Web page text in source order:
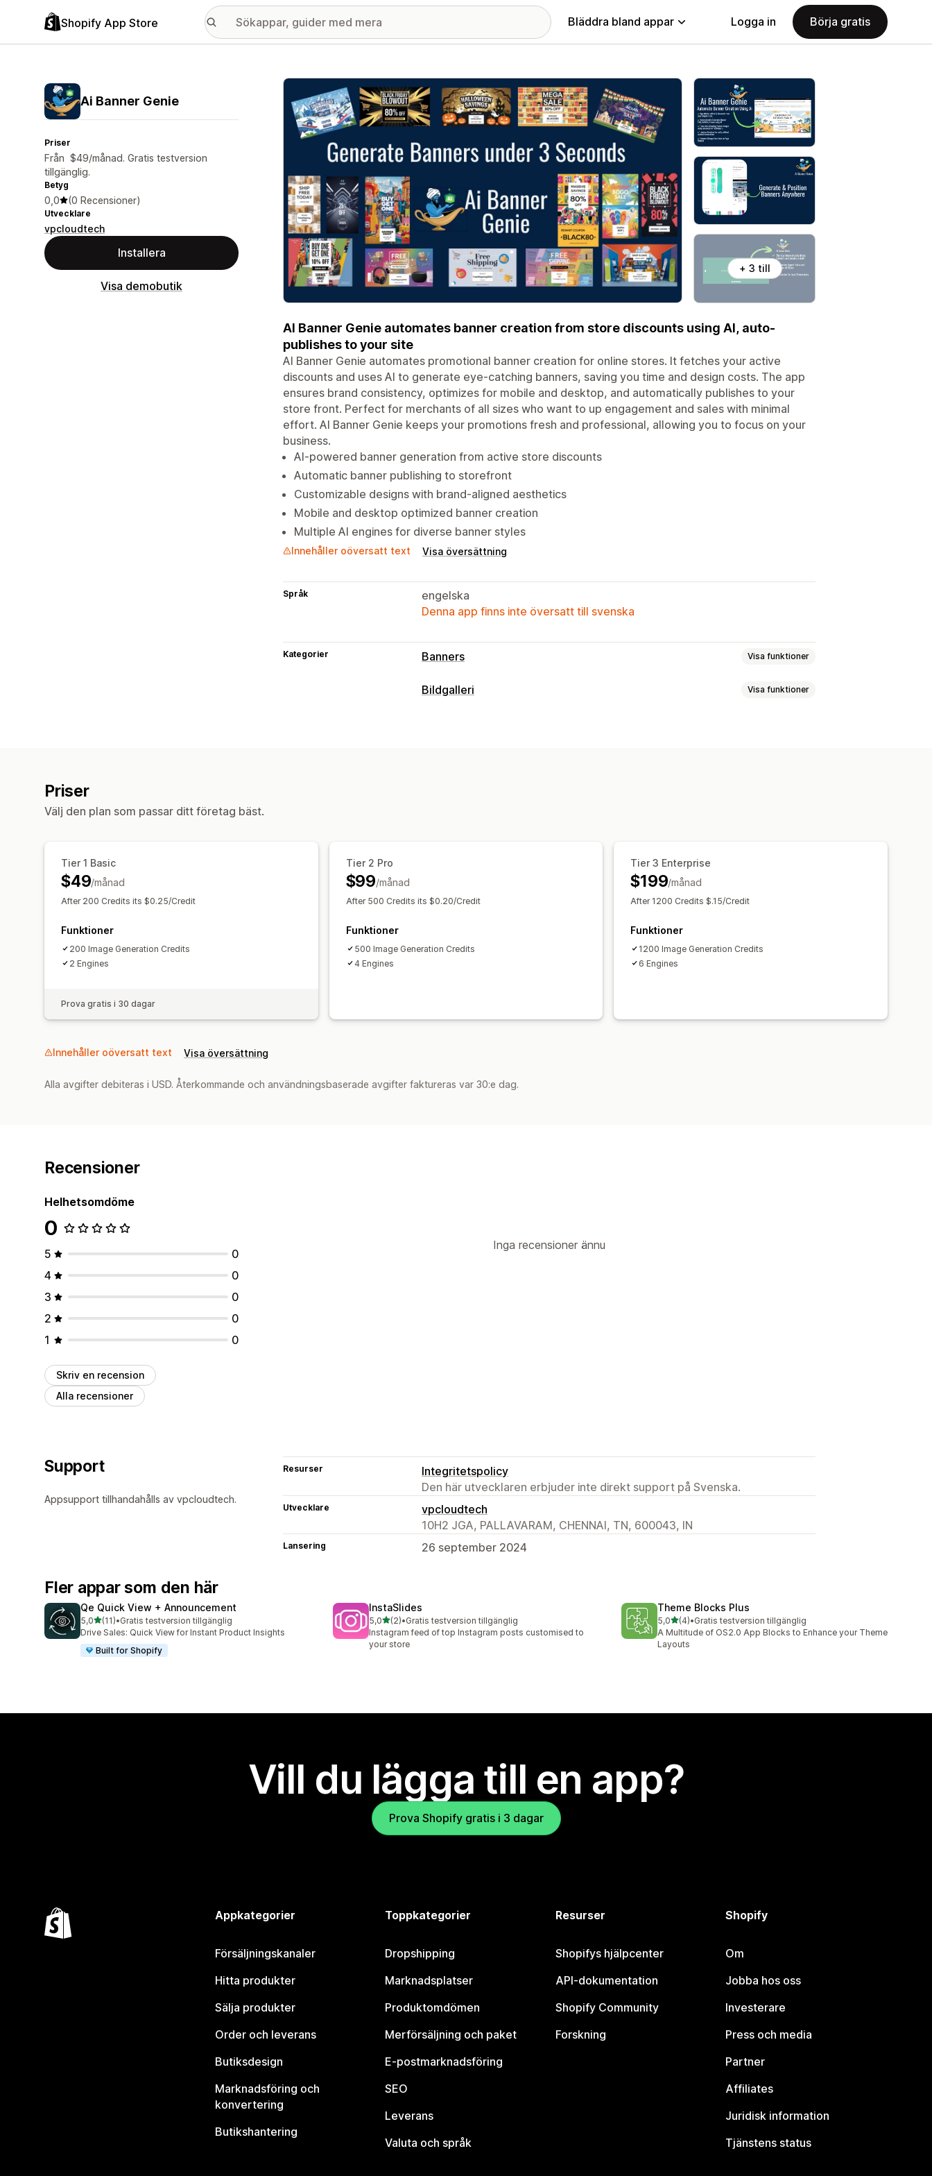
Shopify App Store Bläddra bland appar Logga in Börja gratis
Ai Banner Genie
Priser
Från $49/månad. Gratis testversion
tillgänglig.
Betyg
0,0 (0 Recensioner)
Utvecklare
vpcloudtech
Installera
Visa demobutik
Galleri med utvalda bilder
+ 3 till
AI Banner Genie automates banner creation from store discounts using AI, auto-
publishes to your site
AI Banner Genie automates promotional banner creation for online stores. It fetches your active
discounts and uses AI to generate eye-catching banners, saving you time and design costs. The app
ensures brand consistency, optimizes for mobile and desktop, and automatically publishes to your
store front. Perfect for merchants of all sizes who want to up engagement and sales with minimal
effort. AI Banner Genie keeps your promotions fresh and professional, allowing you to focus on your
business.
AI-powered banner generation from active store discounts
Automatic banner publishing to storefront
Customizable designs with brand-aligned aesthetics
Mobile and desktop optimized banner creation
Multiple AI engines for diverse banner styles
Innehåller oöversatt text Visa översättning
Språk
engelska
Denna app finns inte översatt till svenska
Kategorier Banners Visa funktioner
Bannertyp
Bildgalleri Visa funktioner
Priser
Välj den plan som passar ditt företag bäst.
Tier 1 Basic
$49/månad
After 200 Credits its $0.25/Credit
Funktioner
200 Image Generation Credits
2 Engines
Prova gratis i 30 dagar
Tier 2 Pro
$99/månad
After 500 Credits its $0.20/Credit
Funktioner
500 Image Generation Credits
4 Engines
Tier 3 Enterprise
$199/månad
After 1200 Credits $.15/Credit
Funktioner
1200 Image Generation Credits
6 Engines
Innehåller oöversatt text Visa översättning
Alla avgifter debiteras i USD. Återkommande och användningsbaserade avgifter faktureras var 30:e dag.
Recensioner
Helhetsomdöme
0
5
0
4
0
3
0
2
0
1
0
Skriv en recension
Alla recensioner
Inga recensioner ännu
Support
Appsupport tillhandahålls av vpcloudtech.
Resurser
Integritetspolicy
Den här utvecklaren erbjuder inte direkt support på Svenska.
Utvecklare
vpcloudtech
10H2 JGA, PALLAVARAM, CHENNAI, TN, 600043, IN
Lansering 26 september 2024
Fler appar som den här
Qe Quick View + Announcement
5,0av 5 stjärnor
(11)
11 recensioner totalt
•Gratis testversion tillgänglig
Drive Sales: Quick View for Instant Product Insights
Built for Shopify
InstaSlides
5,0av 5 stjärnor
(2)
2 recensioner totalt
•Gratis testversion tillgänglig
Instagram feed of top Instagram posts customised to
your store
Theme Blocks Plus
5,0av 5 stjärnor
(4)
4 recensioner totalt
•Gratis testversion tillgänglig
A Multitude of OS2.0 App Blocks to Enhance your Theme
Layouts
Vill du lägga till en app?
Prova Shopify gratis i 3 dagar
Appkategorier
Försäljningskanaler
Hitta produkter
Sälja produkter
Order och leverans
Butiksdesign
Marknadsföring och
konvertering
Butikshantering
Toppkategorier
Dropshipping
Marknadsplatser
Produktomdömen
Merförsäljning och paket
E-postmarknadsföring
SEO
Leverans
Valuta och språk
Resurser
Shopifys hjälpcenter
API-dokumentation
Shopify Community
Forskning
Shopify
Om
Jobba hos oss
Investerare
Press och media
Partner
Affiliates
Juridisk information
Tjänstens status